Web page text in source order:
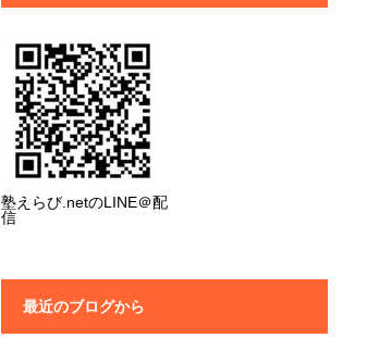
塾えらび.netのLINE＠配
信
最近のブログから